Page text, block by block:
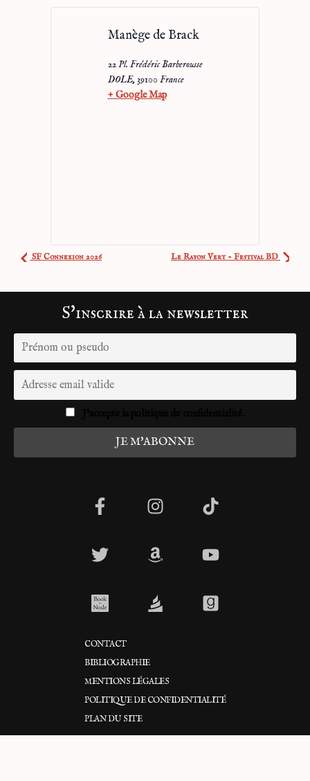
Manège de Brack
22 Pl. Frédéric Barberousse
DOLE, 39100 France
+ Google Map
SF Connexion 2026 Le Rayon Vert - Festival BD
CONTACT
BIBLIOGRAPHIE
MENTIONS LÉGALES
POLITIQUE DE CONFIDENTIALITÉ
PLAN DU SITE
S'inscrire à la newsletter